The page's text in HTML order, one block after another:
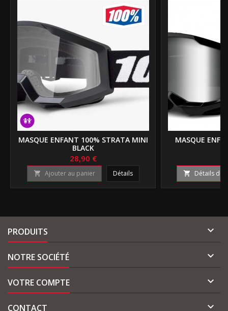
MASQUE ENFANT 100% STRATA MINI
BLACK
28,90 €
 Ajouter au panier Détails
MASQUE
 Détails du
PRODUITS 
NOTRE SOCIÉTÉ 
VOTRE COMPTE 
CONTACT 